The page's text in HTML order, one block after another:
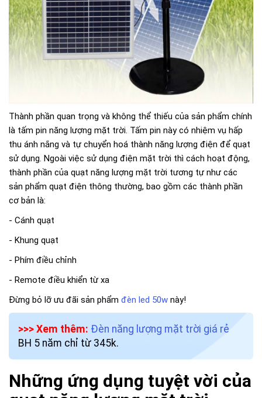
Thành phần quan trọng và không thể thiếu của sản phẩm chính
là tấm pin năng lượng mặt trời. Tấm pin này có nhiệm vụ hấp
thu ánh nắng và tự chuyển hoá thành năng lượng điện để quạt
sử dụng. Ngoài việc sử dụng điện mặt trời thì cách hoạt động,
thành phần của quạt năng lượng mặt trời tương tự như các
sản phẩm quạt điện thông thường, bao gồm các thành phần
cơ bản là:
- Cánh quạt
- Khung quạt
- Phím điều chỉnh
- Remote điều khiển từ xa
Đừng bỏ lỡ ưu đãi sản phẩm đèn led 50w này!
>>> Xem thêm: Đèn năng lượng mặt trời giá rẻ
BH 5 năm chỉ từ 345k.
Những ứng dụng tuyệt vời của